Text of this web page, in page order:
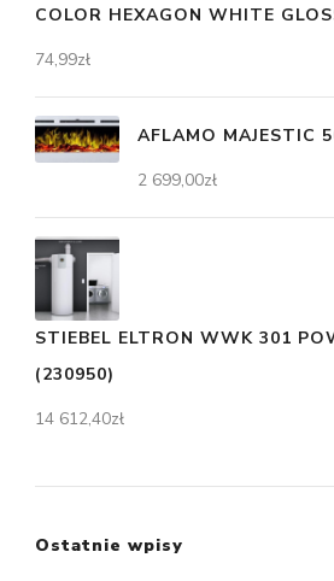
COLOR HEXAGON WHITE
74,99zł
AFLAMO MAJESTIC
2 699,00zł
STIEBEL ELTRON WWK 301
(230950)
14 612,40zł
Ostatnie wpisy